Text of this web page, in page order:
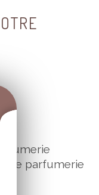
parfumerie